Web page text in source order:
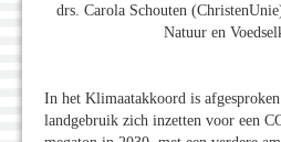
drs. Carola Schouten
Natuur en
In het Klimaatakkoord is
landgebruik zich inzetten voor een